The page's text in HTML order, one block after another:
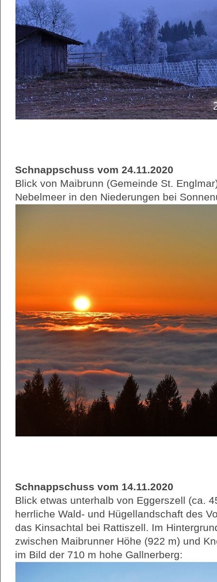
Schnappschuss vom 24.11.2020
Blick von Maibrunn (Gemeinde St.
Nebelmeer in den Niederungen bei
Schnappschuss vom 14.11.2020
Blick etwas unterhalb von Eggerszell (ca.
herrliche Wald- und Hügellandschaft des
das Kinsachtal bei Rattiszell. Im
zwischen Maibrunner Höhe (922 m) und
im Bild der 710 m hohe Gallnerberg: